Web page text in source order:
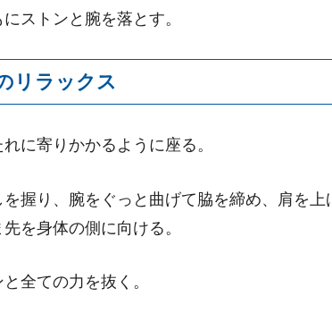
ストンと腕を落とす。
リラックス
に寄りかかるように座る。
握り、腕をぐっと曲げて脇を締め、肩を上
先を身体の側に向ける。
全ての力を抜く。